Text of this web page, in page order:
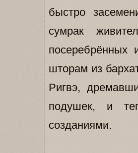
быстро
сумрак
посеребрённых
шторам из
Ригвэ,
подушек, и
созданиями.